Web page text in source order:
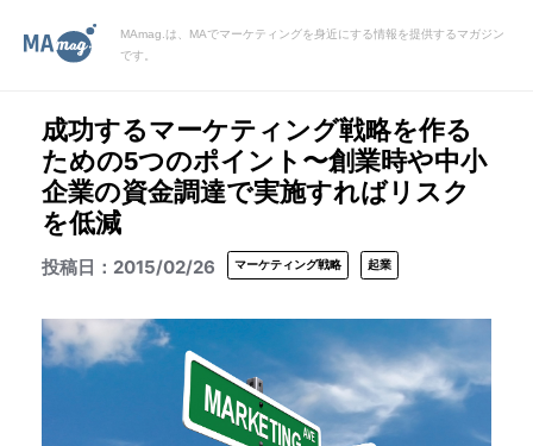
MAmag.は、MAでマーケティングを身近にする情報を提供するマガジン
です。
成功するマーケティング戦略を作る
ための5つのポイント〜創業時や中小
企業の資金調達で実施すればリスク
を低減
2015/02/26 マーケティング戦略 起業